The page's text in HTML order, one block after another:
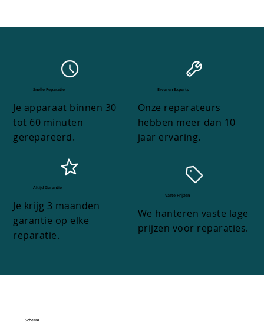
Snelle Reparatie
Je apparaat binnen 30
tot 60 minuten
gerepareerd.
Altijd Garantie
Je krijg 3 maanden
garantie op elke
reparatie.
Ervaren Experts
Onze reparateurs
hebben meer dan 10
jaar ervaring.
Vaste Prijzen
We hanteren vaste lage
prijzen voor reparaties.
Scherm